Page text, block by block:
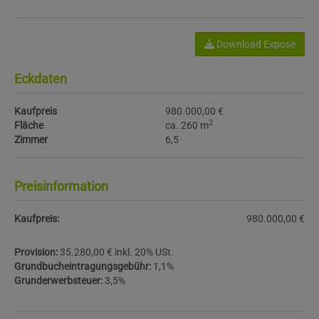
Download Expose
Eckdaten
Kaufpreis
980.000,00 €
Fläche
ca. 260 m2
Zimmer 6,5
Preisinformation
Kaufpreis: 980.000,00 €
Provision: 35.280,00 € inkl. 20% USt.
Grundbucheintragungsgebühr: 1,1%
Grunderwerbsteuer: 3,5%